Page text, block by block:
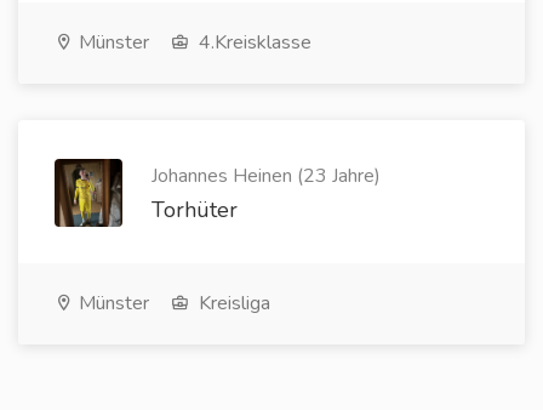
Münster 4.Kreisklasse
Johannes Heinen (23 Jahre)
Torhüter
Münster Kreisliga